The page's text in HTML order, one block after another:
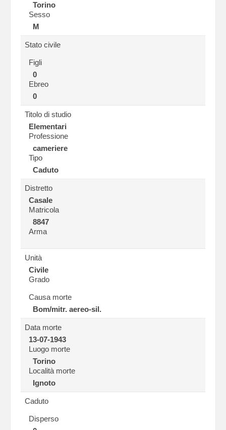
Torino
Sesso
M
Stato civile
Figli
0
Ebreo
0
Titolo di studio
Elementari
Professione
cameriere
Tipo
Caduto
Distretto
Casale
Matricola
8847
Arma
Unità
Civile
Grado
Causa morte
Bom/mitr. aereo-sil.
Data morte
13-07-1943
Luogo morte
Torino
Località morte
Ignoto
Caduto
Disperso